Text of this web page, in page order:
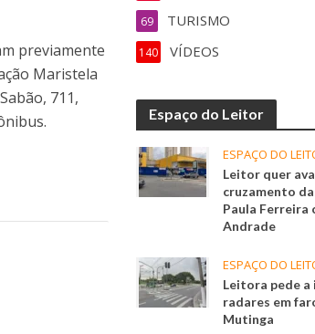
previamente
Maristela
711,
TURISMO
69
VÍDEOS
140
Espaço do Leitor
ESPAÇO DO
Leitor quer
cruzamento
Paula Ferreira
Andrade
ESPAÇO DO
Leitora pede
radares em
Mutinga